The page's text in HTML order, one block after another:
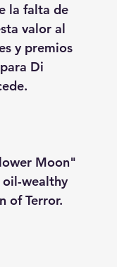
la falta de
valor al
y premios
Di
Moon"
oil-wealthy
of Terror.